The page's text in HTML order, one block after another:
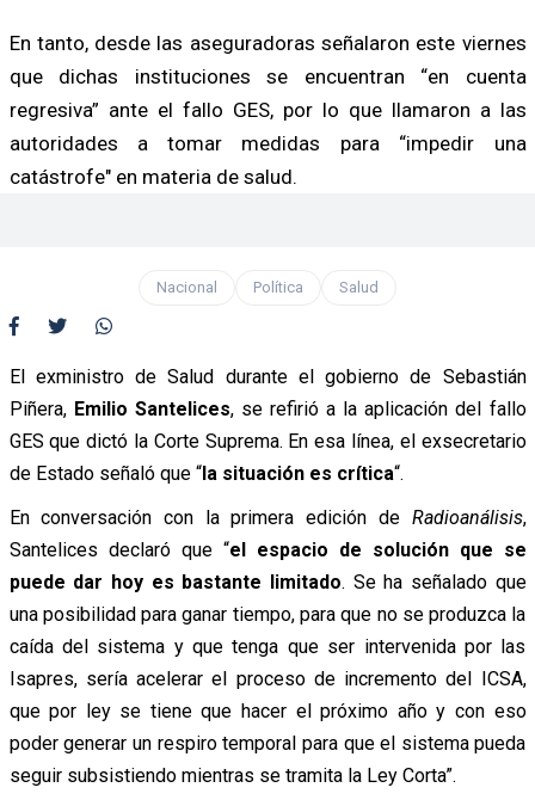
En tanto, desde las aseguradoras señalaron este viernes
que dichas instituciones se encuentran “en cuenta
regresiva” ante el fallo GES, por lo que llamaron a las
autoridades a tomar medidas para “impedir una
catástrofe" en materia de salud.
Nacional Política Salud
El exministro de Salud durante el gobierno de Sebastián
Piñera, Emilio Santelices, se refirió a la aplicación del fallo
GES que dictó la Corte Suprema. En esa línea, el exsecretario
de Estado señaló que “la situación es crítica“.
En conversación con la primera edición deRadioanálisis,
Santelices declaró que “el espacio de solución que se
puede dar hoy es bastante limitado. Se ha señalado que
una posibilidad para ganar tiempo, para que no se produzca la
caída del sistema y que tenga que ser intervenida por las
Isapres, sería acelerar el proceso de incremento del ICSA,
que por ley se tiene que hacer el próximo año y con eso
poder generar un respiro temporal para que el sistema pueda
seguir subsistiendo mientras se tramita la Ley Corta”.